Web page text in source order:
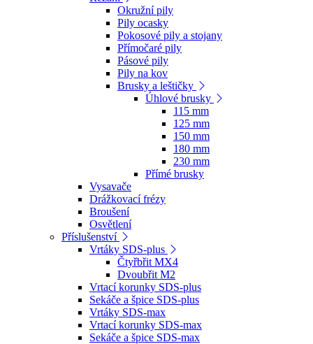
Okružní pily
Pily ocasky
Pokosové pily a stojany
Přímočaré pily
Pásové pily
Pily na kov
Brusky a leštičky
Úhlové brusky
115 mm
125 mm
150 mm
180 mm
230 mm
Přímé brusky
Vysavače
Drážkovací frézy
Broušení
Osvětlení
Příslušenství
Vrtáky SDS-plus
Čtyřbřit MX4
Dvoubřit M2
Vrtací korunky SDS-plus
Sekáče a špice SDS-plus
Vrtáky SDS-max
Vrtací korunky SDS-max
Sekáče a špice SDS-max